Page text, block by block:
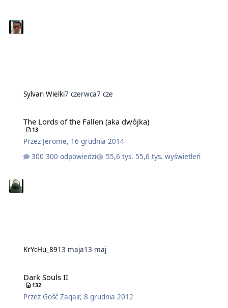
Sylvan Wielki7 czerwca7 cze
The Lords of the Fallen (aka dwójka)
13
Przez Jerome, 16 grudnia 2014
300 odpowiedzi
55,6 tys. wyświetleń
KrYcHu_8913 maja13 maj
Dark Souls II
132
Przez Gość Zaqair, 8 grudnia 2012